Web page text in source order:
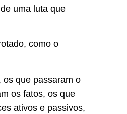
uma luta que
como o
os que passaram o
os fatos, os que
ativos e passivos,